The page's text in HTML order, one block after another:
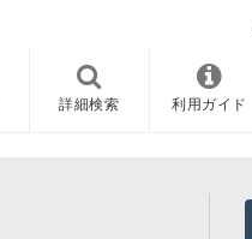
詳細検索 利用ガイド